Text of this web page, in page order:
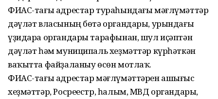
ФИАС-тағы адрестар тураһындағы мәғлүмәттәр
дәүләт власының бөтә органдары, урындағы
үҙидара органдары тарафынан, шул иҫәптән
дәүләт һәм муниципаль хеҙмәттәр күрһәткән
ваҡытта файҙаланыу өсөн мотлаҡ.
ФИАС-тағы адрестар мәғлүмәттәрен ашығыс
хеҙмәттәр, Росреестр, һалым, МВД органдары,